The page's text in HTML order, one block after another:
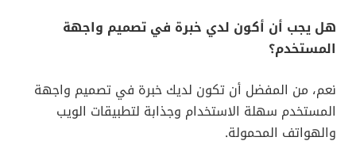
هل يجب أن أكون لدي خبرة في تصميم واجهة
المستخدم؟
نعم، من المفضل أن تكون لديك خبرة في تصميم واجهة
المستخدم سهلة الاستخدام وجذابة لتطبيقات الويب
والهواتف المحمولة.